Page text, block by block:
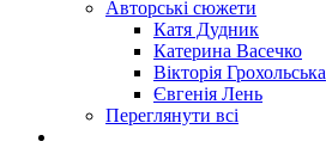
Авторські сюжети
Катя Дудник
Катерина Васечко
Вікторія Грохольська
Євгенія Лень
Переглянути всі